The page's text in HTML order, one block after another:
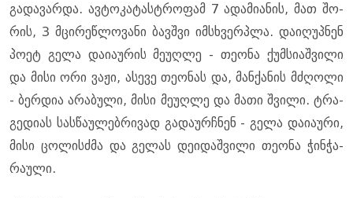
გა­და­ვარ­და. ავ­ტო­კა­ტას­ტრო­ფამ 7 ადა­მი­ა­ნის, მათ შო­
რის, 3 მცი­რე­წლო­ვა­ნი ბავ­შვი იმ­სხვერ­პლა. და­ი­ღუპ­ნენ
პოეტ გელა და­ი­ა­უ­რის მე­უღ­ლე - თე­ო­ნა ქუმ­სი­აშ­ვი­ლი
და მისი ორი ვაჟი, ასე­ვე თე­ო­ნას და, მან­ქა­ნის მძღო­ლი
- ბერ­დია არა­ბუ­ლი, მისი მე­უღ­ლე და მათი შვი­ლი. ტრა­
გე­დი­ას სას­წა­უ­ლებ­რი­ვად გა­და­ურჩნენ - გელა და­ი­ა­უ­რი,
მისი ცო­ლისძმა და გე­ლას დე­ი­დაშ­ვი­ლი თე­ო­ნა ჭინ­ჭა­
რა­უ­ლი.